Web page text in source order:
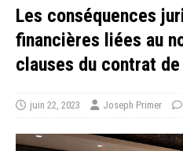
Les conséquences
financières liées au
clauses du contrat
juin 22, 2023 Joseph Primer